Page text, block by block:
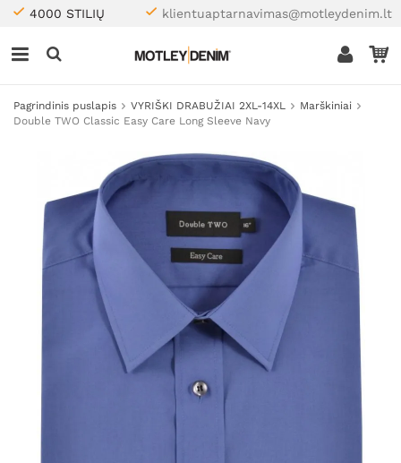
4000 STILIŲ klientuaptarnavimas@motleydenim.lt
Pagrindinis puslapis VYRIŠKI DRABUŽIAI 2XL-14XL
Marškiniai
Double TWO Classic Easy Care Long Sleeve Navy